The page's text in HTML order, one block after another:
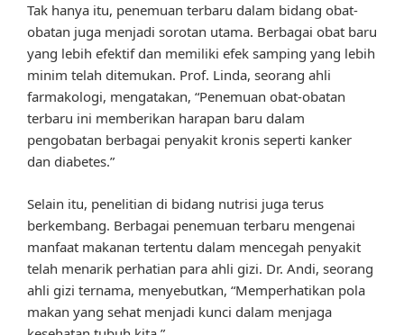
Tak hanya itu, penemuan terbaru dalam bidang obat-
obatan juga menjadi sorotan utama. Berbagai obat baru
yang lebih efektif dan memiliki efek samping yang lebih
minim telah ditemukan. Prof. Linda, seorang ahli
farmakologi, mengatakan, “Penemuan obat-obatan
terbaru ini memberikan harapan baru dalam
pengobatan berbagai penyakit kronis seperti kanker
dan diabetes.”
Selain itu, penelitian di bidang nutrisi juga terus
berkembang. Berbagai penemuan terbaru mengenai
manfaat makanan tertentu dalam mencegah penyakit
telah menarik perhatian para ahli gizi. Dr. Andi, seorang
ahli gizi ternama, menyebutkan, “Memperhatikan pola
makan yang sehat menjadi kunci dalam menjaga